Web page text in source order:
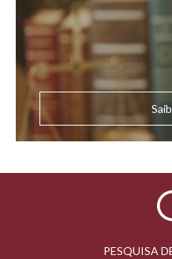
PESQUISA